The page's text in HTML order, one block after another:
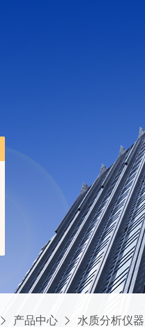
产品中心 水质分析仪器